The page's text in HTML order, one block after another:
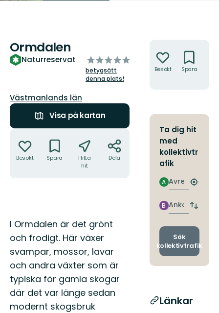
Ormdalen
Naturreservat
av
5
stjärnor
betygsätt
denna plats!
Län:
Västmanlands län
Visa på kartan
Besökt Spara
Hitta
hit
Dela
Beskrivning
I Ormdalen är det grönt
och frodigt. Här växer
svampar, mossor, lavar
och andra växter som är
typiska för gamla skogar
där det var länge sedan
modernt skogsbruk
Besökt Spara
Ta dig hit
med
kollektivtr
afik
Avresa
A
Hitta
Ankomst
B
Byt
och
Sök
kollektivtrafik
Länkar